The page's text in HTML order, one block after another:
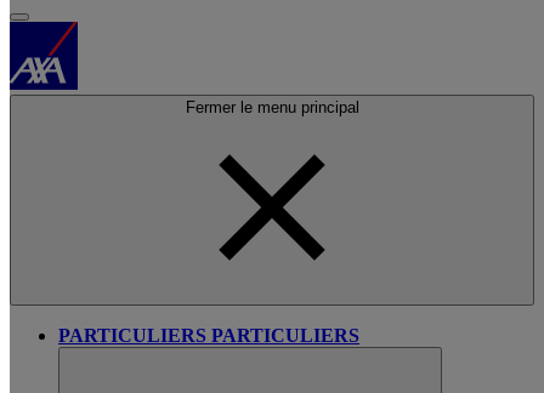
Fermer le menu principal
PARTICULIERS PARTICULIERS